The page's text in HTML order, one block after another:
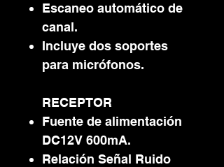
Escaneo automático de
canal.
Incluye dos soportes
para micrófonos.
RECEPTOR
Fuente de alimentación
DC12V 600mA.
Relación Señal Ruido